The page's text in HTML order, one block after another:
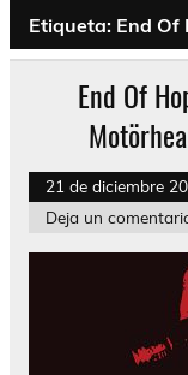
Etiqueta: End Of
End Of
21 de diciembre
Deja un